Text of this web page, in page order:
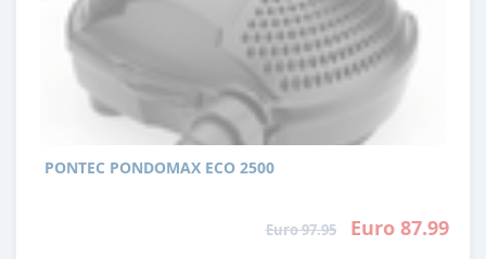
PONTEC PONDOMAX ECO 2500
Euro 97.95 Euro 87.99